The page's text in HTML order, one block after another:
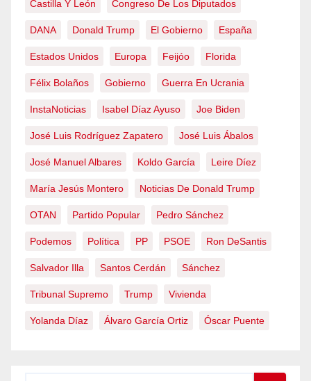
Castilla Y León Congreso De Los Diputados
DANA Donald Trump El Gobierno España
Estados Unidos Europa Feijóo Florida
Félix Bolaños Gobierno Guerra En Ucrania
InstaNoticias Isabel Díaz Ayuso Joe Biden
José Luis Rodríguez Zapatero José Luis Ábalos
José Manuel Albares Koldo García Leire Díez
María Jesús Montero Noticias De Donald Trump
OTAN Partido Popular Pedro Sánchez
Podemos Política PP PSOE Ron DeSantis
Salvador Illa Santos Cerdán Sánchez
Tribunal Supremo Trump Vivienda
Yolanda Díaz Álvaro García Ortiz Óscar Puente